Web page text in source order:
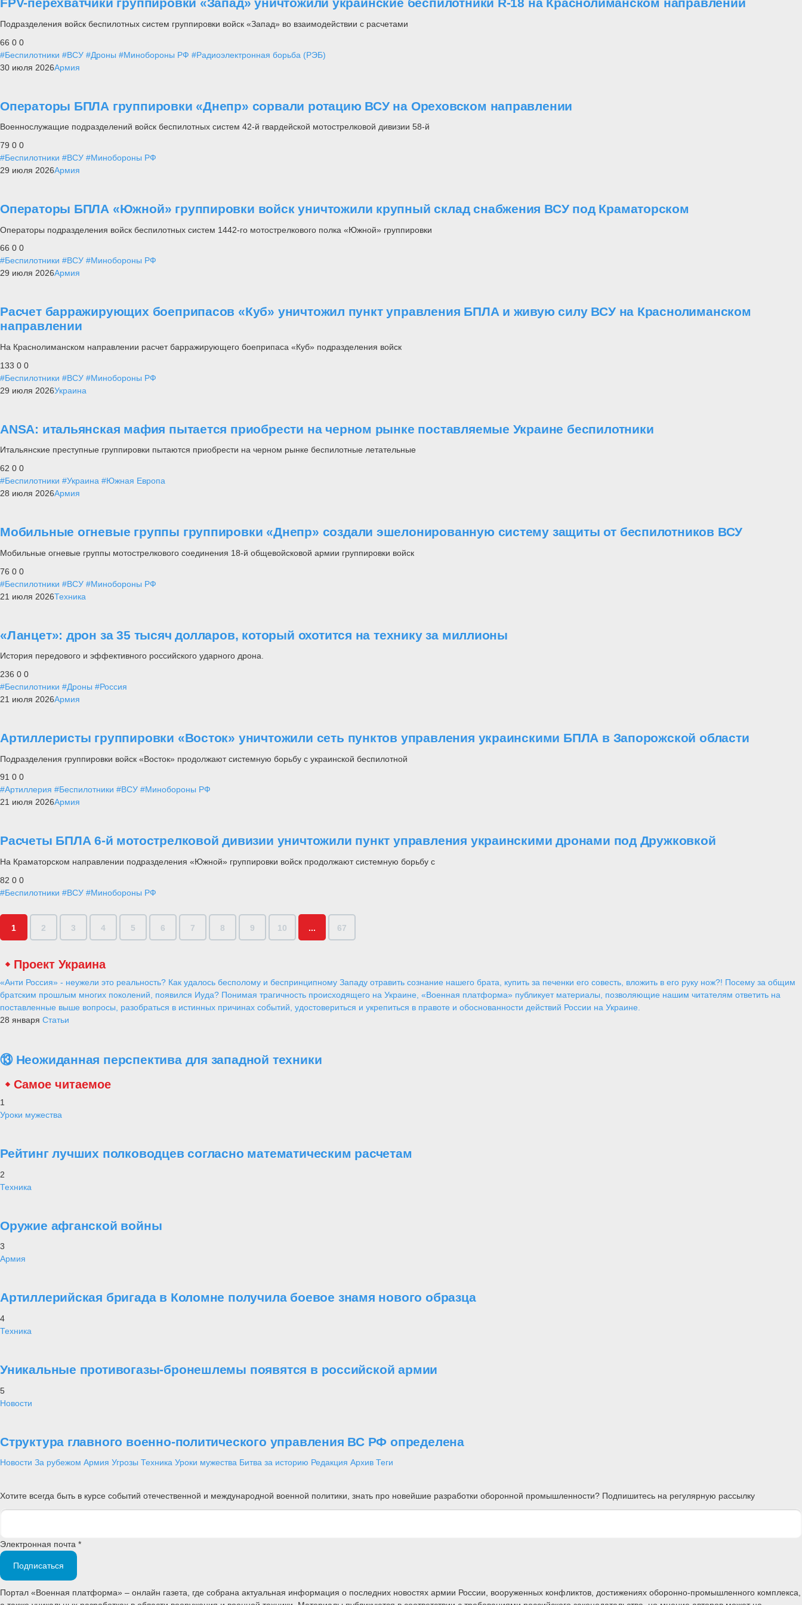
FPV-перехватчики группировки «Запад» уничтожили украинские беспилотники R-18 на Краснолиманском направлении
Подразделения войск беспилотных систем группировки войск «Запад» во взаимодействии с расчетами
66 0 0
#Беспилотники #ВСУ #Дроны #Минобороны РФ #Радиоэлектронная борьба (РЭБ)
30 июля 2026Армия
Операторы БПЛА группировки «Днепр» сорвали ротацию ВСУ на Ореховском направлении
Военнослужащие подразделений войск беспилотных систем 42-й гвардейской мотострелковой дивизии 58-й
79 0 0
#Беспилотники #ВСУ #Минобороны РФ
29 июля 2026Армия
Операторы БПЛА «Южной» группировки войск уничтожили крупный склад снабжения ВСУ под Краматорском
Операторы подразделения войск беспилотных систем 1442-го мотострелкового полка «Южной» группировки
66 0 0
#Беспилотники #ВСУ #Минобороны РФ
29 июля 2026Армия
Расчет барражирующих боеприпасов «Куб» уничтожил пункт управления БПЛА и живую силу ВСУ на Краснолиманском
направлении
На Краснолиманском направлении расчет барражирующего боеприпаса «Куб» подразделения войск
133 0 0
#Беспилотники #ВСУ #Минобороны РФ
29 июля 2026Украина
ANSA: итальянская мафия пытается приобрести на черном рынке поставляемые Украине беспилотники
Итальянские преступные группировки пытаются приобрести на черном рынке беспилотные летательные
62 0 0
#Беспилотники #Украина #Южная Европа
28 июля 2026Армия
Мобильные огневые группы группировки «Днепр» создали эшелонированную систему защиты от беспилотников ВСУ
Мобильные огневые группы мотострелкового соединения 18-й общевойсковой армии группировки войск
76 0 0
#Беспилотники #ВСУ #Минобороны РФ
21 июля 2026Техника
«Ланцет»: дрон за 35 тысяч долларов, который охотится на технику за миллионы
История передового и эффективного российского ударного дрона.
236 0 0
#Беспилотники #Дроны #Россия
21 июля 2026Армия
Артиллеристы группировки «Восток» уничтожили сеть пунктов управления украинскими БПЛА в Запорожской области
Подразделения группировки войск «Восток» продолжают системную борьбу с украинской беспилотной
91 0 0
#Артиллерия #Беспилотники #ВСУ #Минобороны РФ
21 июля 2026Армия
Расчеты БПЛА 6-й мотострелковой дивизии уничтожили пункт управления украинскими дронами под Дружковкой
На Краматорском направлении подразделения «Южной» группировки войск продолжают системную борьбу с
82 0 0
#Беспилотники #ВСУ #Минобороны РФ
1 2 3 4 5 6 7 8 9 10 ... 67
Проект Украина
«Анти Россия» - неужели это реальность? Как удалось бесполому и беспринципному Западу отравить сознание нашего брата, купить за печенки его совесть, вложить в его руку нож?! Посему за общим
братским прошлым многих поколений, появился Иуда? Понимая трагичность происходящего на Украине, «Военная платформа» публикует материалы, позволяющие нашим читателям ответить на
поставленные выше вопросы, разобраться в истинных причинах событий, удостовериться и укрепиться в правоте и обоснованности действий России на Украине.
28 января Статьи
⑬ Неожиданная перспектива для западной техники
Самое читаемое
1
Уроки мужества
Рейтинг лучших полководцев согласно математическим расчетам
2
Техника
Оружие афганской войны
3
Армия
Артиллерийская бригада в Коломне получила боевое знамя нового образца
4
Техника
Уникальные противогазы-бронешлемы появятся в российской армии
5
Новости
Структура главного военно-политического управления ВС РФ определена
Новости За рубежом Армия Угрозы Техника Уроки мужества Битва за историю Редакция Архив Теги
Хотите всегда быть в курсе событий отечественной и международной военной политики, знать про новейшие разработки оборонной промышленности? Подпишитесь на регулярную рассылку
Электронная почта *
Подписаться
Портал «Военная платформа» – онлайн газета, где собрана актуальная информация о последних новостях армии России, вооруженных конфликтов, достижениях оборонно-промышленного комплекса,